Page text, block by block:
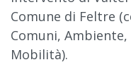
Comune di Feltre
Comuni,
Mobilità).